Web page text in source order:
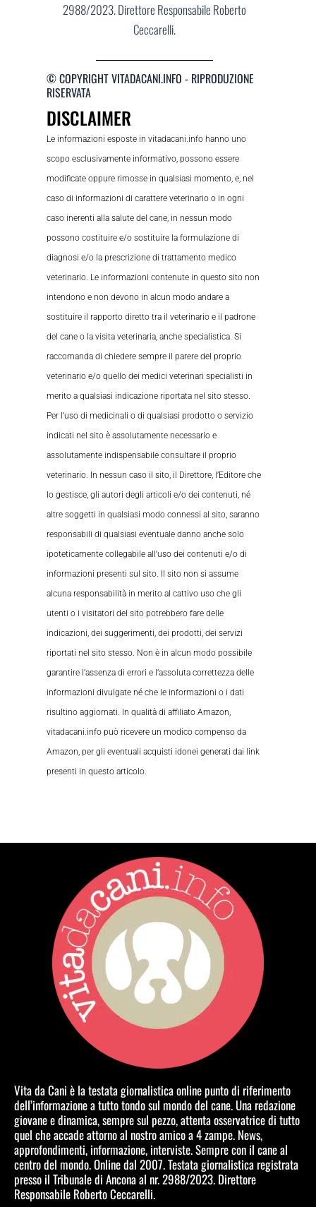
2988/2023. Direttore Responsabile Roberto
Ceccarelli.
© COPYRIGHT VITADACANI.INFO - RIPRODUZIONE
RISERVATA
DISCLAIMER
Le informazioni esposte in vitadacani.info hanno uno
scopo esclusivamente informativo, possono essere
modificate oppure rimosse in qualsiasi momento, e, nel
caso di informazioni di carattere veterinario o in ogni
caso inerenti alla salute del cane, in nessun modo
possono costituire e/o sostituire la formulazione di
diagnosi e/o la prescrizione di trattamento medico
veterinario. Le informazioni contenute in questo sito non
intendono e non devono in alcun modo andare a
sostituire il rapporto diretto tra il veterinario e il padrone
del cane o la visita veterinaria, anche specialistica. Si
raccomanda di chiedere sempre il parere del proprio
veterinario e/o quello dei medici veterinari specialisti in
merito a qualsiasi indicazione riportata nel sito stesso.
Per l’uso di medicinali o di qualsiasi prodotto o servizio
indicati nel sito è assolutamente necessario e
assolutamente indispensabile consultare il proprio
veterinario. In nessun caso il sito, il Direttore, l’Editore che
lo gestisce, gli autori degli articoli e/o dei contenuti, né
altre soggetti in qualsiasi modo connessi al sito, saranno
responsabili di qualsiasi eventuale danno anche solo
ipoteticamente collegabile all’uso dei contenuti e/o di
informazioni presenti sul sito. Il sito non si assume
alcuna responsabilità in merito al cattivo uso che gli
utenti o i visitatori del sito potrebbero fare delle
indicazioni, dei suggerimenti, dei prodotti, dei servizi
riportati nel sito stesso. Non è in alcun modo possibile
garantire l’assenza di errori e l’assoluta correttezza delle
informazioni divulgate né che le informazioni o i dati
risultino aggiornati. In qualità di affiliato Amazon,
vitadacani.info può ricevere un modico compenso da
Amazon, per gli eventuali acquisti idonei generati dai link
presenti in questo articolo.
Vita da Cani è la testata giornalistica online punto di riferimento
dell’informazione a tutto tondo sul mondo del cane. Una redazione
giovane e dinamica, sempre sul pezzo, attenta osservatrice di tutto
quel che accade attorno al nostro amico a 4 zampe. News,
approfondimenti, informazione, interviste. Sempre con il cane al
centro del mondo. Online dal 2007. Testata giornalistica registrata
presso il Tribunale di Ancona al nr. 2988/2023. Direttore
Responsabile Roberto Ceccarelli.